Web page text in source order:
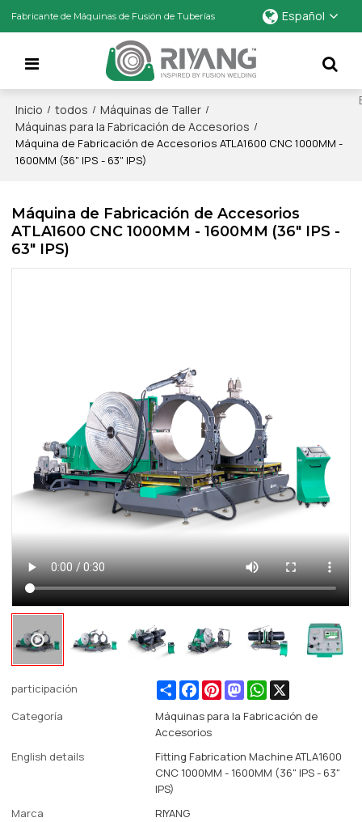
Fabricante de Máquinas de Fusión de Tuberías Español
Inicio / todos / Máquinas de Taller /
Máquinas para la Fabricación de Accesorios /
Máquina de Fabricación de Accesorios ATLA1600 CNC 1000MM -
1600MM (36" IPS - 63" IPS)
Máquina de Fabricación de Accesorios
ATLA1600 CNC 1000MM - 1600MM (36" IPS -
63" IPS)
participación ShareFacebook
PinterestMastodonWhatsApp
Categoría
Máquinas para la Fabricación de
Accesorios
English details
Fitting Fabrication Machine ATLA1600
CNC 1000MM - 1600MM (36" IPS - 63"
IPS)
Marca
RIYANG